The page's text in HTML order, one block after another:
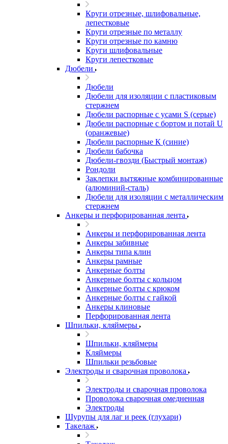
Круги отрезные, шлифовальные,
лепестковые
Круги отрезные по металлу
Круги отрезные по камню
Круги шлифовальные
Круги лепестковые
Дюбели
Дюбели
Дюбели для изоляции с пластиковым
стержнем
Дюбели распорные с усами S (серые)
Дюбели распорные c бортом и потай U
(оранжевые)
Дюбели распорные К (синие)
Дюбели бабочка
Дюбели-гвозди (Быстрый монтаж)
Рондоли
Заклепки вытяжные комбинированные
(алюминий-сталь)
Дюбели для изоляции с металлическим
стержнем
Анкеры и перфорированная лента
Анкеры и перфорированная лента
Анкеры забивные
Анкеры типа клин
Анкеры рамные
Анкерные болты
Анкерные болты с кольцом
Анкерные болты с крюком
Анкерные болты с гайкой
Анкеры клиновые
Перфорированная лента
Шпильки, кляймеры
Шпильки, кляймеры
Кляймеры
Шпильки резьбовые
Электроды и сварочная проволока
Электроды и сварочная проволока
Проволока сварочная омедненная
Электроды
Шурупы для лаг и реек (глухари)
Такелаж